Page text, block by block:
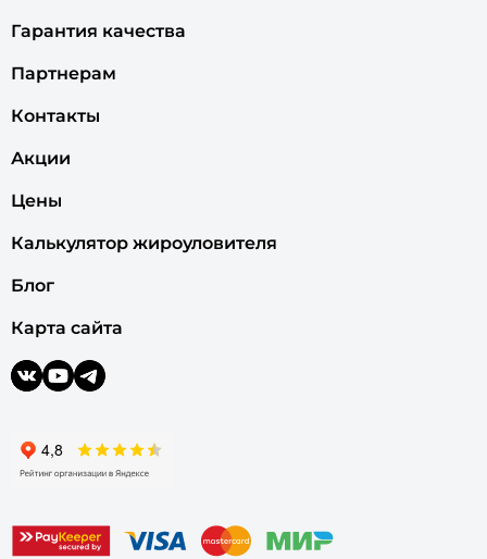
Гарантия качества
Партнерам
Контакты
Акции
Цены
Калькулятор жироуловителя
Блог
Карта сайта